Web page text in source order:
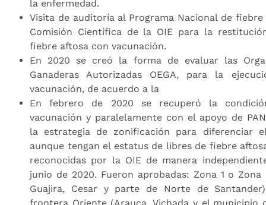
la enfermedad.
Visita de auditoría al Programa Nacional de
Comisión Científica de la OIE para la
fiebre aftosa con vacunación.
En 2020 se creó la forma de evaluar las
Ganaderas Autorizadas OEGA, para la
vacunación, de acuerdo a la
En febrero de 2020 se recuperó la
vacunación y paralelamente con el apoyo de
la estrategia de zonificación para diferenciar
aunque tengan el estatus de libres de fiebre
reconocidas por la OIE de manera
junio de 2020. Fueron aprobadas: Zona 1 o
Guajira, Cesar y parte de Norte de